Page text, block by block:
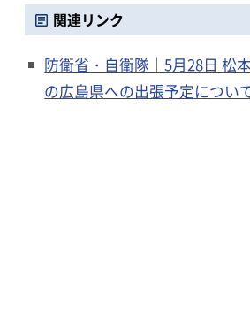
関連リンク
防衛省・自衛隊｜5月28日 松
の広島県への出張予定につい